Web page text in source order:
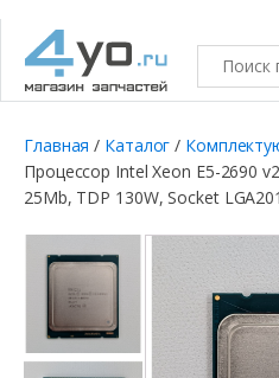
Главная / Каталог /
Процессор Intel Xeon E5-2690
25Mb, TDP 130W, Socket